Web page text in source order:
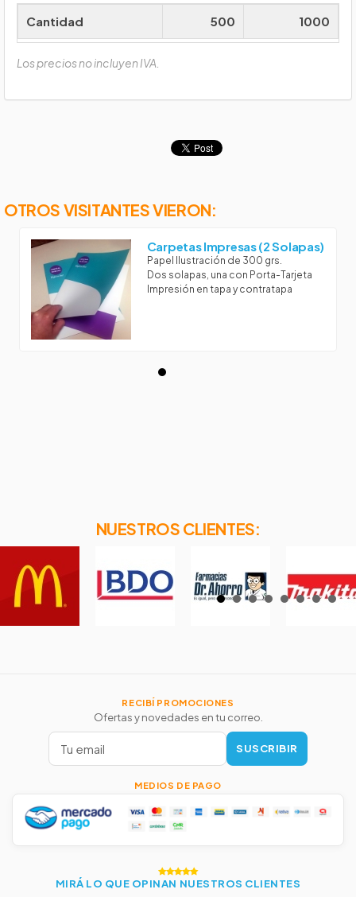
Cantidad 500 1000
Los precios no incluyen IVA.
OTROS VISITANTES VIERON:
Carpetas Impresas (2 Solapas)
Papel Ilustración de 300 grs.
Dos solapas, una con Porta-Tarjeta
Impresión en tapa y contratapa
NUESTROS CLIENTES:
RECIBÍ PROMOCIONES
Ofertas y novedades en tu correo.
SUSCRIBIR
MEDIOS DE PAGO
MIRÁ LO QUE OPINAN NUESTROS CLIENTES